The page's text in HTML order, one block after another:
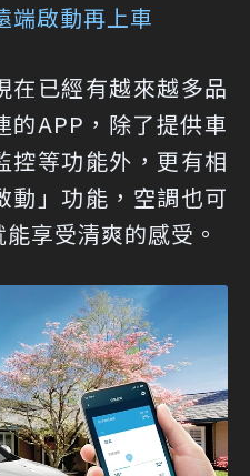
端啟動再上車
在已經有越來越多品
的APP，除了提供車
控等功能外，更有相
動」功能，空調也可
享受清爽的感受。